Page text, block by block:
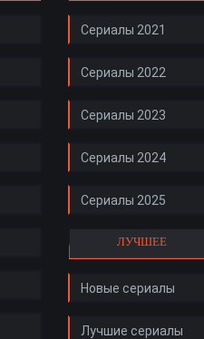
Сериалы 2021
Сериалы 2022
Сериалы 2023
Сериалы 2024
Сериалы 2025
ЛУЧШЕЕ
Новые сериалы
Лучшие сериалы